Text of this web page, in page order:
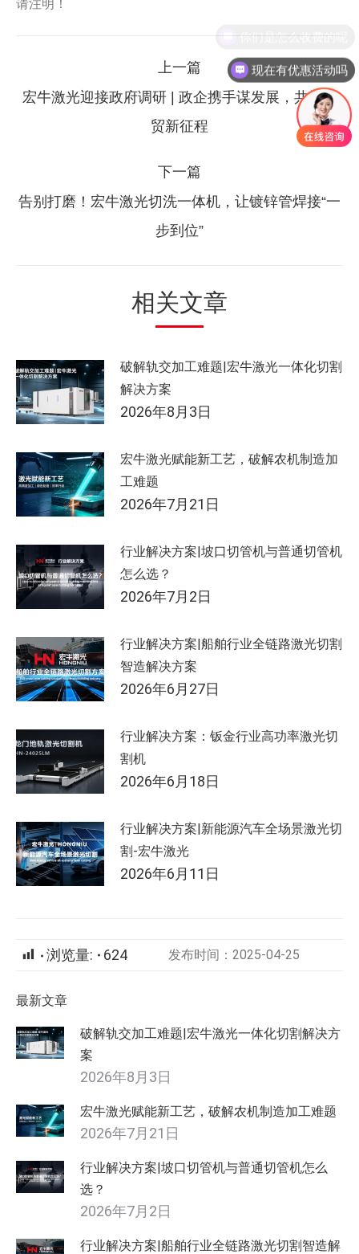
请注明！
章
上一篇
上
一
宏牛激光迎接政府调研 | 政企携手谋发展，共探外
贸新征程
下一篇
一
告别打磨！宏牛激光切洗一体机，让镀锌管焊接“一
步到位”
相关文章
破解轨交加工难题|宏牛激光一体化切割
解决方案
2026年8月3日
宏牛激光赋能新工艺，破解农机制造加
工难题
2026年7月21日
行业解决方案|坡口切管机与普通切管机
怎么选？
2026年7月2日
行业解决方案|船舶行业全链路激光切割
智造解决方案
2026年6月27日
行业解决方案：钣金行业高功率激光切
割机
2026年6月18日
行业解决方案|新能源汽车全场景激光切
割-宏牛激光
2026年6月11日
浏览量: 624 发布时间：2025-04-25
最新文章
破解轨交加工难题|宏牛激光一体化切割解决方
案
2026年8月3日
宏牛激光赋能新工艺，破解农机制造加工难题
2026年7月21日
行业解决方案|坡口切管机与普通切管机怎么
选？
2026年7月2日
行业解决方案|船舶行业全链路激光切割智造解
现在有优惠活动吗